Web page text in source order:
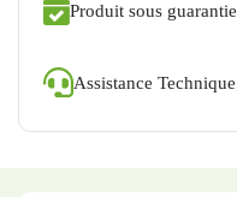
Produit sous guarantie
Assistance Technique